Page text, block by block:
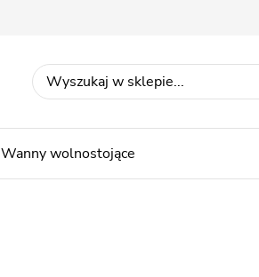
Wanny wolnostojące